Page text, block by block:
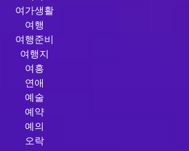
여가생활
여행
여행준비
여행지
여흥
연애
예술
예약
예의
오락